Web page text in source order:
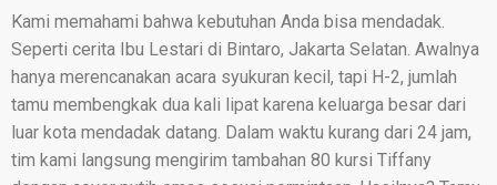
Kami memahami bahwa kebutuhan Anda bisa mendadak.
Seperti cerita Ibu Lestari di Bintaro, Jakarta Selatan. Awalnya
hanya merencanakan acara syukuran kecil, tapi H-2, jumlah
tamu membengkak dua kali lipat karena keluarga besar dari
luar kota mendadak datang. Dalam waktu kurang dari 24 jam,
tim kami langsung mengirim tambahan 80 kursi Tiffany